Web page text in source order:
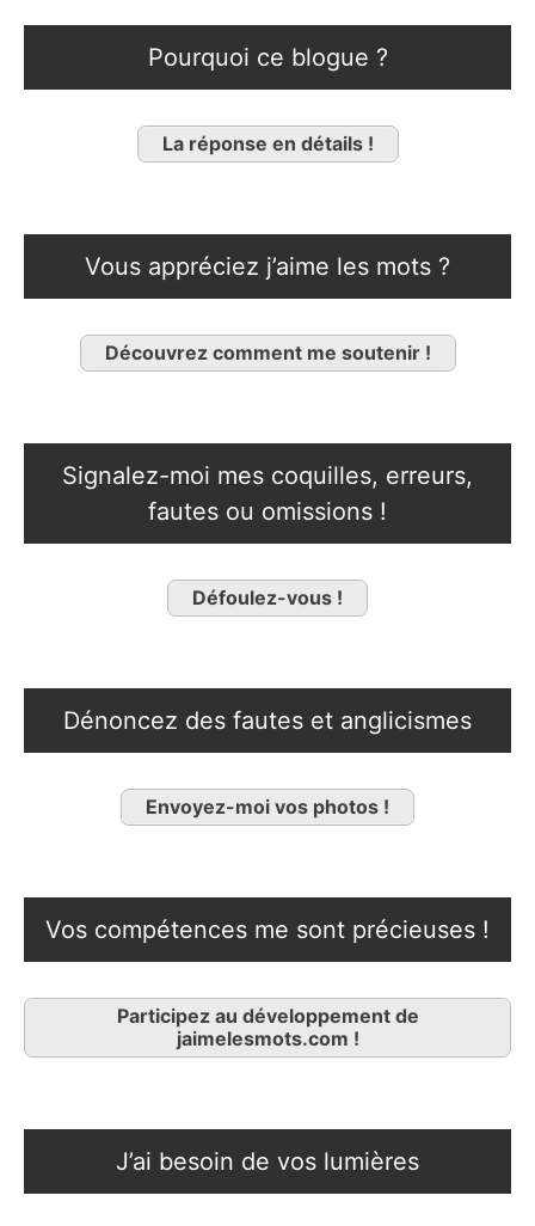
Pourquoi ce blogue ?
La réponse en détails !
Vous appréciez j’aime les mots ?
Découvrez comment me soutenir !
Signalez-moi mes coquilles, erreurs,
fautes ou omissions !
Défoulez-vous !
Dénoncez des fautes et anglicismes
Envoyez-moi vos photos !
Vos compétences me sont précieuses !
Participez au développement de
jaimelesmots.com !
J’ai besoin de vos lumières